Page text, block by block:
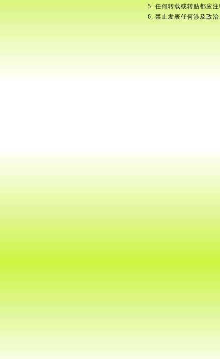
5. 任何转载或转贴都应
6. 禁止发表任何涉及政